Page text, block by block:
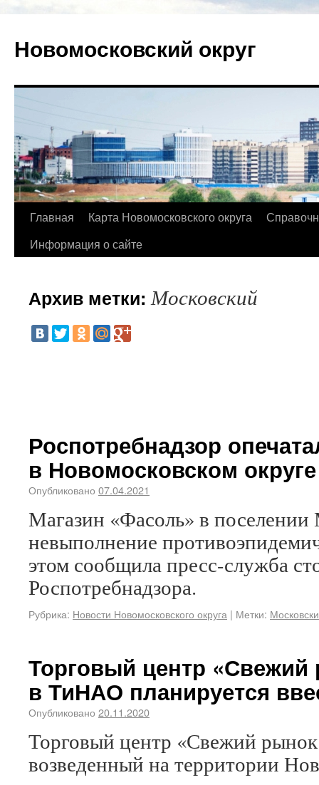
Новомосковский округ
Главная Карта Новомосковского округа
Информация о сайте
Архив метки:Московский
Роспотребнадзор
в Новомосковском округе
Опубликовано 07.04.2021
Магазин «Фасоль» в поселении
невыполнение
этом сообщила пресс-служба
Роспотребнадзора.
Рубрика: Новости Новомосковского округа | Метки:
Торговый центр
в ТиНАО планируется
Опубликовано 20.11.2020
Торговый центр «Свежий
возведенный на территории